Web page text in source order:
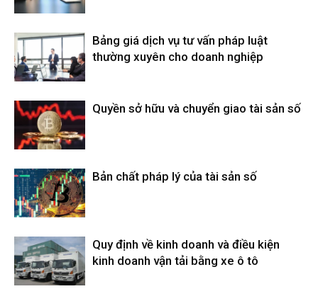
Bảng giá dịch vụ tư vấn pháp luật
thường xuyên cho doanh nghiệp
Quyền sở hữu và chuyển giao tài sản số
Bản chất pháp lý của tài sản số
Quy định về kinh doanh và điều kiện
kinh doanh vận tải bằng xe ô tô